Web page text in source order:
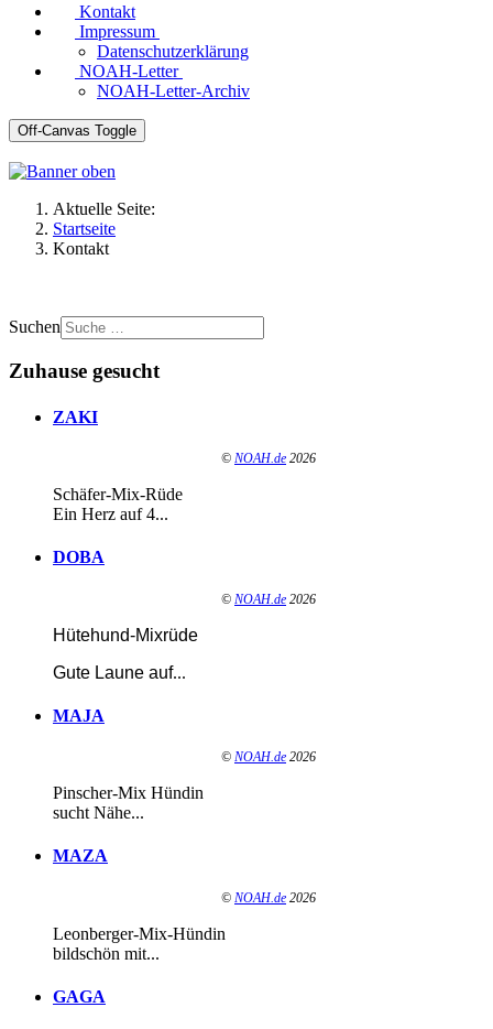
Kontakt
Impressum
Datenschutzerklärung
NOAH-Letter
NOAH-Letter-Archiv
Off-Canvas Toggle
Aktuelle Seite:
Startseite
Kontakt
Suchen
Zuhause gesucht
ZAKI
© NOAH.de 2026
Schäfer-Mix-Rüde
Ein Herz auf 4...
DOBA
© NOAH.de 2026
Hütehund-Mixrüde
Gute Laune auf...
MAJA
© NOAH.de 2026
Pinscher-Mix Hündin
sucht Nähe...
MAZA
© NOAH.de 2026
Leonberger-Mix-Hündin
bildschön mit...
GAGA